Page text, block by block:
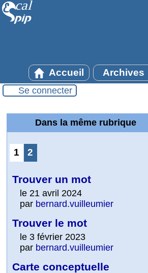
Accueil Archives
Se connecter
Dans la même rubrique
1 2
Trouver un mot
le 21 avril 2024
par bernard.vuilleumier
Trouver le mot
le 3 février 2023
par bernard.vuilleumier
Carte conceptuelle